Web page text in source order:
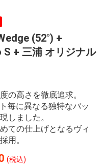
(52°) +
S + 三浦 オリジナル
の高さを徹底追求。
毎に異なる独特なバッ
しました。
ての仕上げとなるヴィ
用。
(税込)